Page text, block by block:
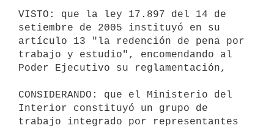
VISTO: que la ley 17.897 del 14 de
setiembre de 2005 instituyó en su
artículo 13 "la redención de pena por
trabajo y estudio", encomendando al
Poder Ejecutivo su reglamentación,
CONSIDERANDO: que el Ministerio del
Interior constituyó un grupo de
trabajo integrado por representantes